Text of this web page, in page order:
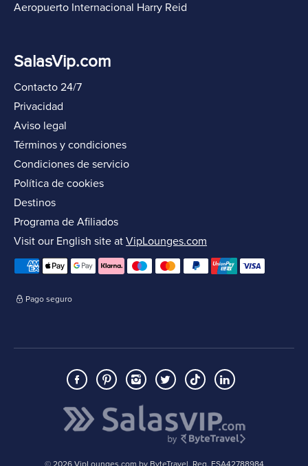
Aeropuerto Internacional Harry Reid
SalasVip.com
Contacto 24/7
Privacidad
Aviso legal
Términos y condiciones
Condiciones de servicio
Política de cookies
Destinos
Programa de Afiliados
Visit our English site at VipLounges.com
Pago seguro